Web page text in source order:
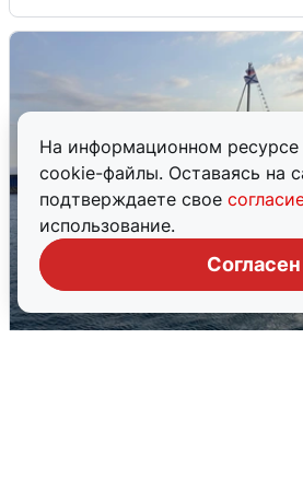
На информационном
cookie-файлы. Оставаясь на
подтверждаете свое
использование.
Согласен